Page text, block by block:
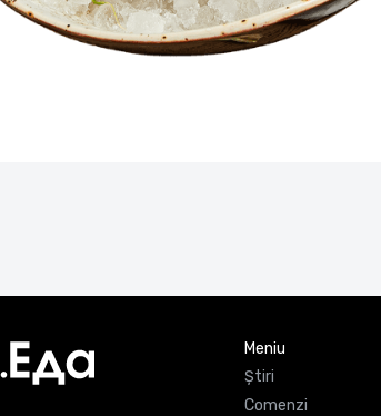
Meniu
Știri
Comenzi